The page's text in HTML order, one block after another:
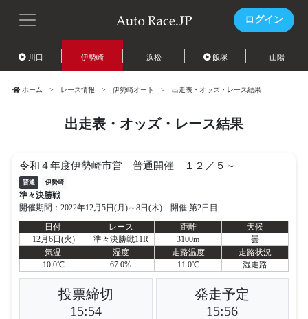
ログイン
川口 伊勢崎 浜松 飯塚 山陽
ホーム レース情報 伊勢崎オート 出走表・オッズ・レース結果
出走表・オッズ・レース結果
令和４年度伊勢崎市営 普通開催 １２／５～
普通 伊勢崎
準々決勝戦
開催期間：2022年12月5日(月)～8日(木) 開催 第2日目
日付
レース 距離
天候
12月6日(火)
準々決勝戦11R 3100m
曇
気温
湿度 走路温度
走路状況
10.0℃
67.0% 11.0℃ 湿走路
投票締切
15:54
発走予定
15:56